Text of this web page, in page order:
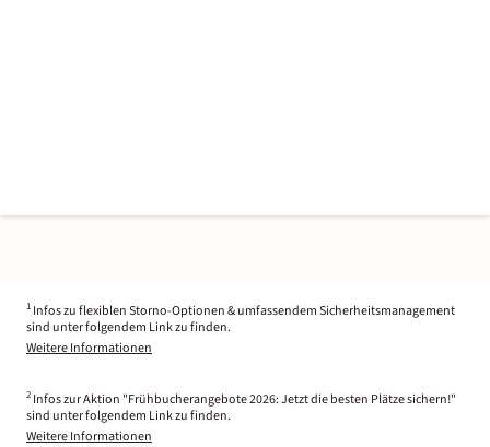
1 Infos zu flexiblen Storno-Optionen & umfassendem Sicherheitsmanagement
sind unter folgendem Link zu finden.
Weitere Informationen
2 Infos zur Aktion "Frühbucherangebote 2026: Jetzt die besten Plätze sichern!"
sind unter folgendem Link zu finden.
Weitere Informationen